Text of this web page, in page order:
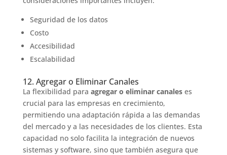
Seguridad de los datos
Costo
Accesibilidad
Escalabilidad
12. Agregar o Eliminar Canales
La flexibilidad para agregar o eliminar canaleses
crucial para las empresas en crecimiento,
permitiendo una adaptación rápida a las demandas
del mercado y a las necesidades de los clientes. Esta
capacidad no solo facilita la integración de nuevos
sistemas y software, sino que también asegura que